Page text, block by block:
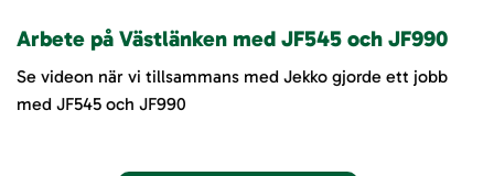
Arbete på Västlänken med JF545 och JF990
Se videon när vi tillsammans med Jekko gjorde ett jobb
med JF545 och JF990